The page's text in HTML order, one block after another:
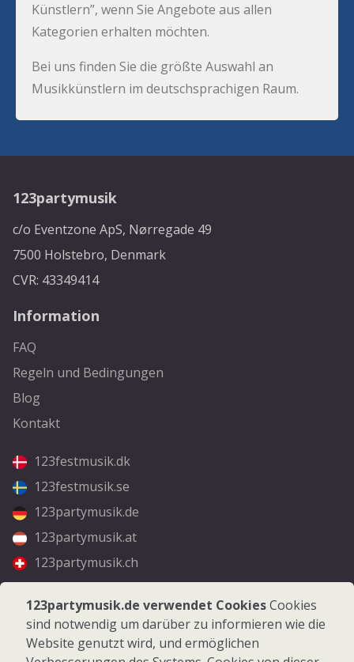
Künstlern”, wenn Sie Angebote aus allen
Kategorien erhalten möchten.
Bei uns finden Sie die größte Auswahl an
Musikkünstlern im deutschsprachigen Raum.
123partymusik
c/o Eventzone ApS, Nørregade 49
7500 Holstebro, Denmark
CVR: 43349414
Information
FAQ
Regeln und Bedingungen
Blog
Kontakt
123festmusik.dk
123festmusik.se
123partymusik.de
123partymusik.at
123partymusik.ch
Folgen Sie uns
Facebook
Instagram
123partymusik.de verwendet CookiesCookies
sind notwendig um darüber zu informieren wie die
Website genutzt wird, und ermöglichen